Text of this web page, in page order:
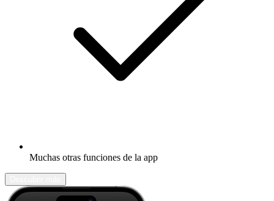
Muchas otras funciones de la app